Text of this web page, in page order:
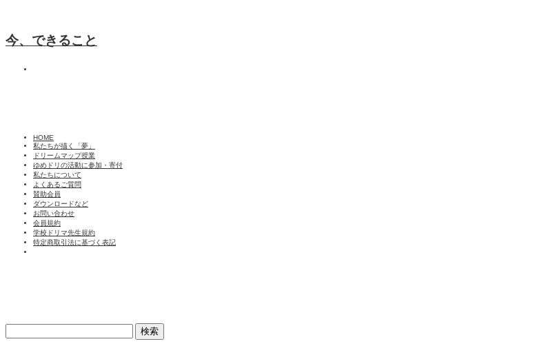
今、できること
HOME
私たちが描く「夢」
ドリームマップ授業
ゆめドリの活動に参加・寄付
私たちについて
よくあるご質問
賛助会員
ダウンロードなど
お問い合わせ
会員規約
学校ドリマ先生規約
特定商取引法に基づく表記
検
索: